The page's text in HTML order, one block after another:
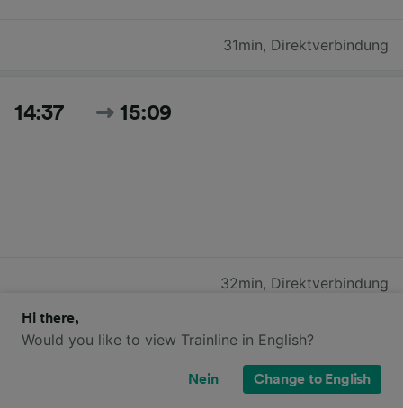
31min, Direktverbindung
14:37 15:09
32min, Direktverbindung
15:42 16:13
Hi there,
Would you like to view Trainline in English?
Nein Change to English